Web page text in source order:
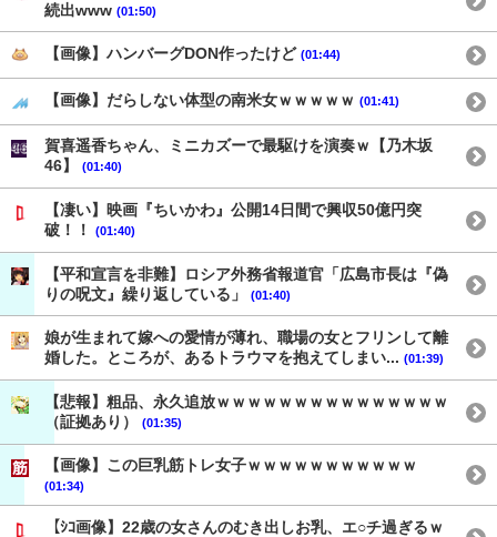
続出www (01:50)
【画像】ハンバーグDON作ったけど (01:44)
【画像】だらしない体型の南米女ｗｗｗｗｗ (01:41)
賀喜遥香ちゃん、ミニカズーで最駆けを演奏ｗ【乃木坂
46】
(01:40)
【凄い】映画『ちいかわ』公開14日間で興収50億円突
破！！
(01:40)
【平和宣言を非難】ロシア外務省報道官「広島市長は『偽
りの呪文』繰り返している」
(01:40)
娘が生まれて嫁への愛情が薄れ、職場の女とフリンして離
婚した。ところが、あるトラウマを抱えてしまい... (01:39)
【悲報】粗品、永久追放ｗｗｗｗｗｗｗｗｗｗｗｗｗｗｗ
（証拠あり）
(01:35)
【画像】この巨乳筋トレ女子ｗｗｗｗｗｗｗｗｗｗｗ
(01:34)
【ｼｺ画像】22歳の女さんのむき出しお乳、エ○チ過ぎるｗ